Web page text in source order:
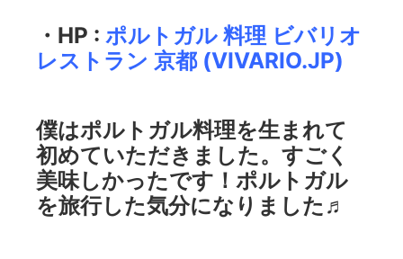
・HP : ポルトガル 料理 ビバリオ
レストラン 京都 (VIVARIO.JP)
僕はポルトガル料理を生まれて
初めていただきました。すごく
美味しかったです！ポルトガル
を旅行した気分になりました♬